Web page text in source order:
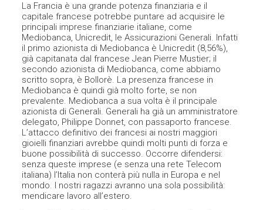
La Francia è una grande potenza finanziaria e il
capitale francese potrebbe puntare ad acquisire le
principali imprese finanziarie italiane, come
Mediobanca, Unicredit, le Assicurazioni Generali. Infatti
il primo azionista di Mediobanca è Unicredit (8,56%),
già capitanata dal francese Jean Pierre Mustier; il
secondo azionista di Mediobanca, come abbiamo
scritto sopra, è Bollorè. La presenza francese in
Mediobanca è quindi già molto forte, se non
prevalente. Mediobanca a sua volta è il principale
azionista di Generali. Generali ha già un amministratore
delegato, Philippe Donnet, con passaporto francese.
L’attacco definitivo dei francesi ai nostri maggiori
gioielli finanziari avrebbe quindi molti punti di forza e
buone possibilità di successo. Occorre difendersi:
senza queste imprese (e senza una rete Telecom
italiana) l’Italia non conterà più nulla in Europa e nel
mondo. I nostri ragazzi avranno una sola possibilità:
mendicare lavoro all’estero.